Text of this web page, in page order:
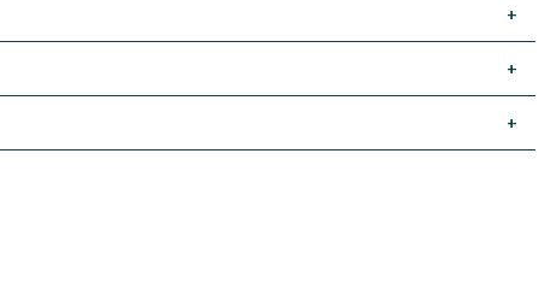
+
+
+